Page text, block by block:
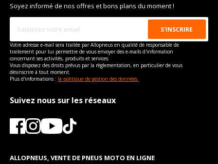
Soyez informé de nos offres et bons plans du moment !
Votre adresse e-mail sera traitée par Allopneus en qualité de responsable de
traitement pour lui permettre de vous envoyer des e-mails d'information
concernant ses activités, produits et services.
Vous disposez des droits prévus par la règlementation, en particulier de vous
désinscrire à tout moment.
Plus d'informations : la politique de gestion des données.
Suivez nous sur les réseaux
ALLOPNEUS, VENTE DE PNEUS MOTO EN LIGNE